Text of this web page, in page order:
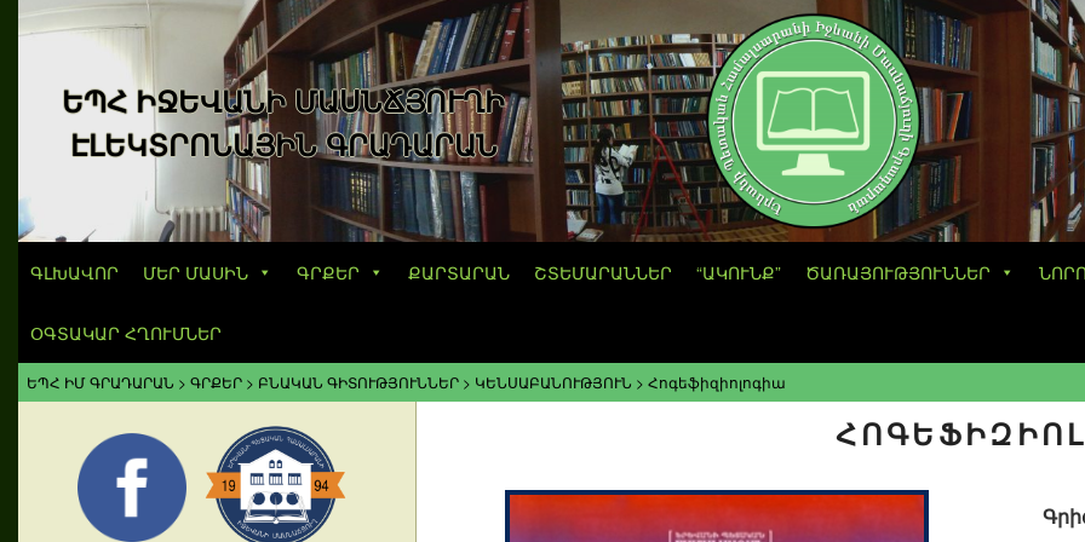
ԵՊՀ ԻՋԵՎԱՆԻ ՄԱՍՆՃՅՈՒՂԻ
ԷԼԵԿՏՐՈՆԱՅԻՆ ԳՐԱԴԱՐԱՆ
ԳԼԽԱՎՈՐ ՄԵՐ ՄԱՍԻՆ ԳՐՔԵՐ ՔԱՐՏԱՐԱՆ ՇՏԵՄԱՐԱՆՆԵՐ “ԱԿՈՒՆՔ” ԾԱՌԱՅՈՒԹՅՈՒՆՆԵՐ
ՕԳՏԱԿԱՐ ՀՂՈՒՄՆԵՐ
ԵՊՀ ԻՄ ԳՐԱԴԱՐԱՆ > ԳՐՔԵՐ > ԲՆԱԿԱՆ ԳԻՏՈՒԹՅՈՒՆՆԵՐ > ԿԵՆՍԱԲԱՆՈՒԹՅՈՒՆ > Հոգեֆիզիոլոգիա